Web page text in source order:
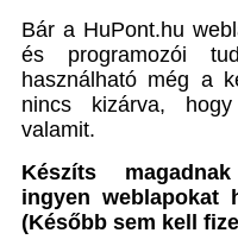
Bár a HuPont.hu
és programozói
használható még a
nincs kizárva,
valamit.
Készíts
ingyen weblapokat
(Később sem kell